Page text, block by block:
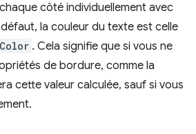
côté individuellement avec
défaut, la couleur du texte est celle
. Cela signifie que si vous ne
de bordure, comme la
cette valeur calculée, sauf si vous